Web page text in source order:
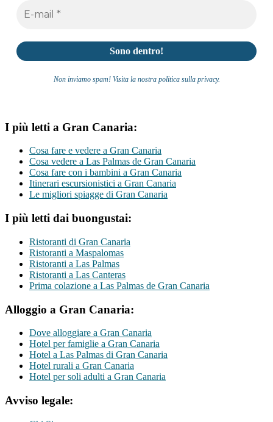
Non inviamo spam! Visita la nostra politica sulla privacy.
I più letti a Gran Canaria:
Cosa fare e vedere a Gran Canaria
Cosa vedere a Las Palmas de Gran Canaria
Cosa fare con i bambini a Gran Canaria
Itinerari escursionistici a Gran Canaria
Le migliori spiagge di Gran Canaria
I più letti dai buongustai:
Ristoranti di Gran Canaria
Ristoranti a Maspalomas
Ristoranti a Las Palmas
Ristoranti a Las Canteras
Prima colazione a Las Palmas de Gran Canaria
Alloggio a Gran Canaria:
Dove alloggiare a Gran Canaria
Hotel per famiglie a Gran Canaria
Hotel a Las Palmas di Gran Canaria
Hotel rurali a Gran Canaria
Hotel per soli adulti a Gran Canaria
Avviso legale: